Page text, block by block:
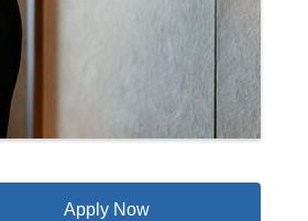
Apply Now